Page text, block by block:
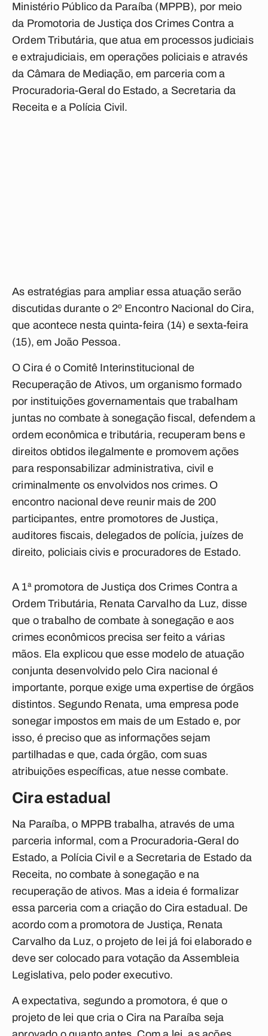
Ministério Público da Paraíba (MPPB), por meio
da Promotoria de Justiça dos Crimes Contra a
Ordem Tributária, que atua em processos judiciais
e extrajudiciais, em operações policiais e através
da Câmara de Mediação, em parceria com a
Procuradoria-Geral do Estado, a Secretaria da
Receita e a Polícia Civil.
As estratégias para ampliar essa atuação serão
discutidas durante o 2º Encontro Nacional do Cira,
que acontece nesta quinta-feira (14) e sexta-feira
(15), em João Pessoa.
O Cira é o Comitê Interinstitucional de
Recuperação de Ativos, um organismo formado
por instituições governamentais que trabalham
juntas no combate à sonegação fiscal, defendem a
ordem econômica e tributária, recuperam bens e
direitos obtidos ilegalmente e promovem ações
para responsabilizar administrativa, civil e
criminalmente os envolvidos nos crimes. O
encontro nacional deve reunir mais de 200
participantes, entre promotores de Justiça,
auditores fiscais, delegados de polícia, juízes de
direito, policiais civis e procuradores de Estado.
A 1ª promotora de Justiça dos Crimes Contra a
Ordem Tributária, Renata Carvalho da Luz, disse
que o trabalho de combate à sonegação e aos
crimes econômicos precisa ser feito a várias
mãos. Ela explicou que esse modelo de atuação
conjunta desenvolvido pelo Cira nacional é
importante, porque exige uma expertise de órgãos
distintos. Segundo Renata, uma empresa pode
sonegar impostos em mais de um Estado e, por
isso, é preciso que as informações sejam
partilhadas e que, cada órgão, com suas
atribuições específicas, atue nesse combate.
Cira estadual
Na Paraíba, o MPPB trabalha, através de uma
parceria informal, com a Procuradoria-Geral do
Estado, a Polícia Civil e a Secretaria de Estado da
Receita, no combate à sonegação e na
recuperação de ativos. Mas a ideia é formalizar
essa parceria com a criação do Cira estadual. De
acordo com a promotora de Justiça, Renata
Carvalho da Luz, o projeto de lei já foi elaborado e
deve ser colocado para votação da Assembleia
Legislativa, pelo poder executivo.
A expectativa, segundo a promotora, é que o
projeto de lei que cria o Cira na Paraíba seja